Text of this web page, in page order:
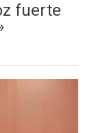
fuerte